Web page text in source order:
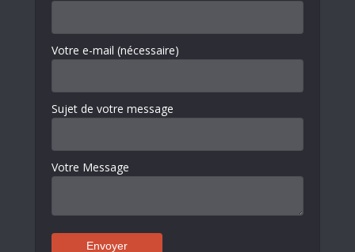
Votre e-mail (nécessaire)
Sujet de votre message
Votre Message